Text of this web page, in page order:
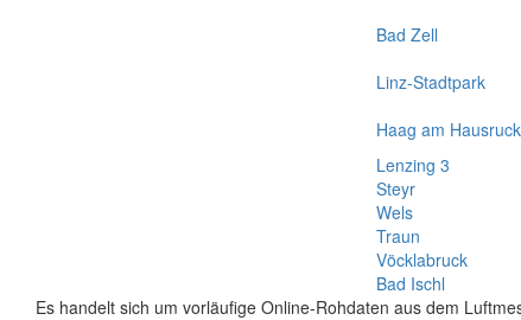
Bad Zell
Linz-Stadtpark
Haag am Hausruck
Lenzing 3
Steyr
Wels
Traun
Vöcklabruck
Bad Ischl
Es handelt sich um vorläufige Online-Rohdaten aus dem